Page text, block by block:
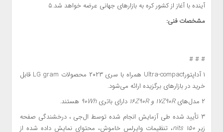
آینده با آغاز از کشور کره به بازارهای جهانی عرضه خواهد شد.۵
مشخصات فنی:
# # #
۱
آداپتورUltra-compact همراه با سری ۲۰۲۳ محصولات LG gram قابل
خرید در بازارهای برگزیده ارائه می‌شود.
۲ مدل‌های۱۷Z90R و۱۶Z90R دارای باتری۹۰Wh هستند.
۳ تأیید شده طی آزمایش انجام شده توسط ال‌جی ، درخشندگی صفحه
زیر ۱۵۰ nits ، تنظیمات وایرلس خاموش، محتوای نمایش داده شده از